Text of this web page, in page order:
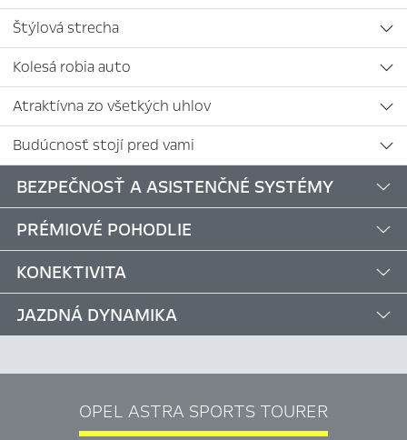
Štýlová strecha
Kolesá robia auto
Atraktívna zo všetkých uhlov
Budúcnosť stojí pred vami
BEZPEČNOSŤ A ASISTENČNÉ SYSTÉMY
PRÉMIOVÉ POHODLIE
KONEKTIVITA
JAZDNÁ DYNAMIKA
OPEL ASTRA SPORTS TOURER